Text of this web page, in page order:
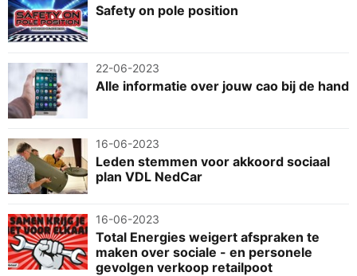
Safety on pole position
22-06-2023
Alle informatie over jouw cao bij de hand
16-06-2023
Leden stemmen voor akkoord sociaal
plan VDL NedCar
16-06-2023
Total Energies weigert afspraken te
maken over sociale - en personele
gevolgen verkoop retailpoot